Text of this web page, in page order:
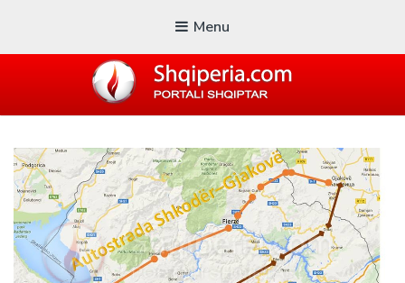
Menu
Blogu i ShqiperiaCom